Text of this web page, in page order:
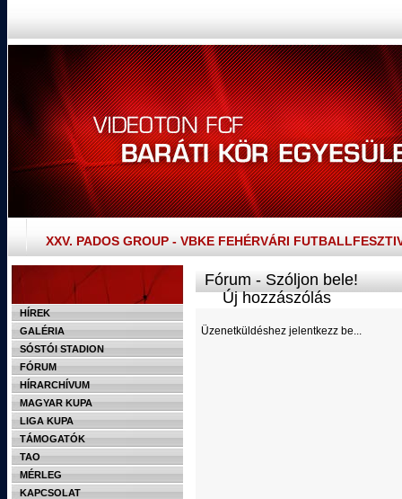
XXV. PADOS GROUP - VBKE FEHÉRVÁRI
HÍREK
GALÉRIA
SÓSTÓI STADION
FÓRUM
HÍRARCHÍVUM
MAGYAR KUPA
LIGA KUPA
TÁMOGATÓK
TAO
MÉRLEG
KAPCSOLAT
Fórum - Szóljon bele!
Új hozzászólás
Üzenetküldéshez jelentkezz be...